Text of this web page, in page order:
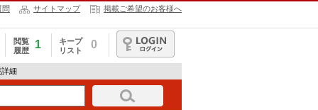
問 サイトマップ 掲載ご希望のお客様へ
閲覧
履歴
1
キープ
リスト
0
ログイン
詳細